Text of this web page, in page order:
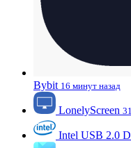
Bybit 16 минут назад
LonelyScreen
Intel USB 2.0